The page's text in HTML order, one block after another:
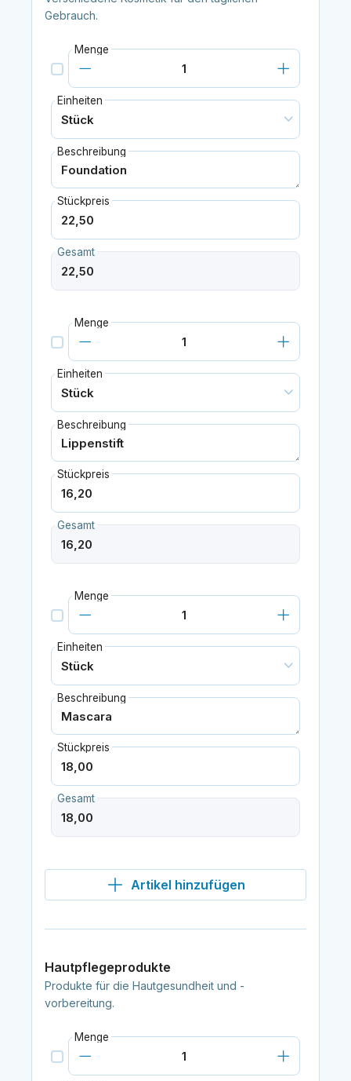
Gebrauch.
Menge
Einheiten
Beschreibung
Stückpreis
Gesamt
Menge
Einheiten
Beschreibung
Stückpreis
Gesamt
Menge
Einheiten
Beschreibung
Stückpreis
Gesamt
Artikel hinzufügen
Hautpflegeprodukte
Produkte für die Hautgesundheit und -
vorbereitung.
Menge